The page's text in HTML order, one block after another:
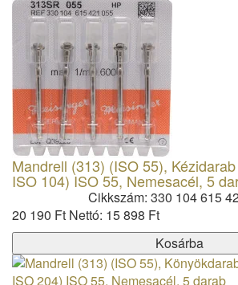
Mandrell (313) (ISO 55),
ISO 104) ISO 55, Nemesacél, 5
Cikkszám: 330 104 615
20 190 Ft Nettó: 15 898 Ft
Kosárba